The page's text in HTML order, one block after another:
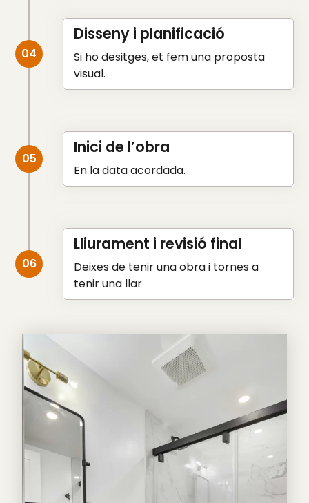
Disseny i planificació
Si ho desitges, et fem una proposta
visual.
04
Inici de l’obra
En la data acordada.
05
Lliurament i revisió final
Deixes de tenir una obra i tornes a
tenir una llar
06